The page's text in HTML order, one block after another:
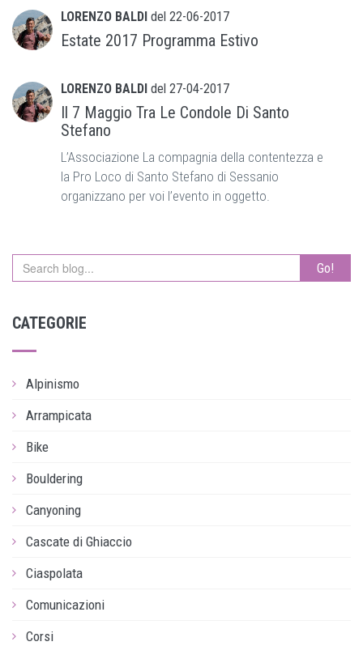
LORENZO BALDI del 22-06-2017
Estate 2017 Programma Estivo
LORENZO BALDI del 27-04-2017
Il 7 Maggio Tra Le Condole Di Santo
Stefano
L’Associazione La compagnia della contentezza e
la Pro Loco di Santo Stefano di Sessanio
organizzano per voi l’evento in oggetto.
Go!
CATEGORIE
Alpinismo
Arrampicata
Bike
Bouldering
Canyoning
Cascate di Ghiaccio
Ciaspolata
Comunicazioni
Corsi